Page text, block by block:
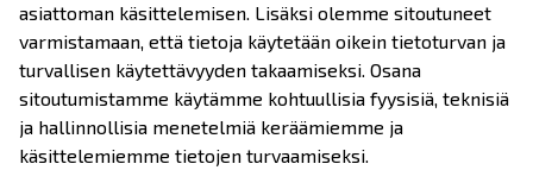
asiattoman käsittelemisen. Lisäksi olemme sitoutuneet
varmistamaan, että tietoja käytetään oikein tietoturvan ja
turvallisen käytettävyyden takaamiseksi. Osana
sitoutumistamme käytämme kohtuullisia fyysisiä, teknisiä
ja hallinnollisia menetelmiä keräämiemme ja
käsittelemiemme tietojen turvaamiseksi.